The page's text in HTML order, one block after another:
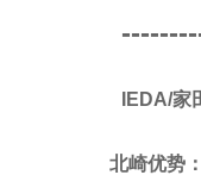
IEDA/
北崎优势